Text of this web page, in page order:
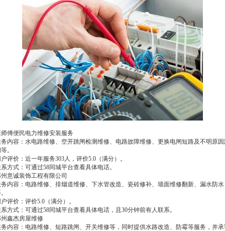
傅便民电力维修安装服务
内容：水电路维修、空开跳闸检测维修、电路故障维修、更换电闸短路及不明原因
。
评价：近一年服务303人，评价5.0（满分）。
方式：可通过58同城平台查看具体电话。
意诚装饰工程有限公司
内容：电路维修、排烟道维修、下水管改造、瓷砖修补、墙面维修翻新、漏水防水
评价：评价5.0（满分）。
方式：可通过58同城平台查看具体电话，且30分钟前有人联系。
鑫杰房屋维修
内容：电路维修、短路跳闸、开关维修等，同时提供水路改造、防霉等服务，并承